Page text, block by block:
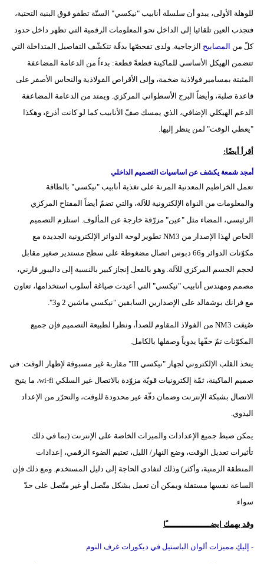
للوهلة الأولى، يبدو أن سلسلة أنابيب "نيكسي" الستّة تطفو فوق البنية التحتية،
فتجذب العين تلقائيا إلى الداخل نحو المعلومات الرقمية التي تظهر داخل حدود
كلّ من المصابيح الزجاجية. ولدى تفحصّها بدقّة تتكشّف التفاصيل المتداخلة التي
تتضمن الهيكل الأساسي للماكينة قطعةً قطعة: بدءاً من الدعامة المضاعفة
المثبتة بمسامير فولاذية ضخمة، وإلى الأقراص الفولاذية والنحاس الأصفر على
قاعدة صلبة، وأيضاً البرج الأسطواني المركزي. ويمتد من الدعامة المضاعفة
الدعم الهيكلي الإضافي، الذي يمسك صفّ الأنابيب كما لو كانت أذرع، وهكذا
"يعطي الوقت" لمن ينظر إليها.
أقرأ أيضًا:
أمجد شمعة يكشف عن اساسيات التصميم الداخلي
تعمل الخراطيم المعدنية المرنة على تغذية أنابيب "نيكسي" بالطاقة
والمعلومات من النواة الإلكترونية للآلة، والتي تضمّ أيضاً المفتاح المركزي
الرئيسي، المضاء مثل "عين" مزرّقة خارجة عن المألوف. استلزم التصميم
الخاص لهذا الإصدار من NM3 تطوير لوحة الدوائر الإلكترونية الجديدة مع
مكوّنات الدوائر و66 دبوس اتصال مضغوطة على سطح مستدير صغير مقابل
لحجم الجسم المركزي للآلة. وهو بالفعل إنجاز كبير بالنسبة إلى داليبور فارني،
مصمم ومهندس أنابيب "نيكسي" التي أعيدت صياغة أسلوب استخدامها، تعاون
مع فرانك بوشفالد على الإصدارين السابقين "نيكسي ماشين 2 و3".
صُنِعَت NM3 من الفولاذ المقاوم للصدأ، ونظرا لطبيعة التصميم فإن جميع
المكوّنات تمّ حفّها يدوياً وصقلها بالكامل.
يتخذ القلب الإلكتروني لجهاز "نيكسي III" مقاربة غير مسبوقة لإظهار الوقت: في
صميم الماكينة، ثمّة إلكترونيات قويّة مزوّدة بالاتصال غير السلكي wi-fi، ما يتيح
الاتصال بشبكة الإنترنت وضمان دقّة عير محدودة للوقت، والتحرّر من الإعداد
اليدوي.
يمكن ضبط جميع الإعدادات والميزات الخاصة على الإنترنت (بما في ذلك
تأثيرات تعديل الوقت، وضع النهار/ الليل، تعتيم الضوء الرقمي، إعدادات
المنطقة الزمنية، وأكثر) وذلك لتفادي الحاجة إلى دليل المستخدم. ومع ذلك فإن
الساعة نفسها مستقلة ويمكن أن تعمل بشكل متّصل أو غير متّصل على حدّ
سواء.
وقد يهمك ايضـــــــــــــــــــًا
- إليكِ مميزات ألوان الباستيل في ديكورات غرف النوم